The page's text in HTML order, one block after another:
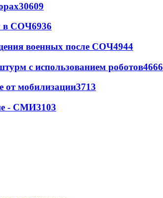
30609
в СОЧ6936
военных после СОЧ4944
с использованием роботов4666
от мобилизации3713
- СМИ3103